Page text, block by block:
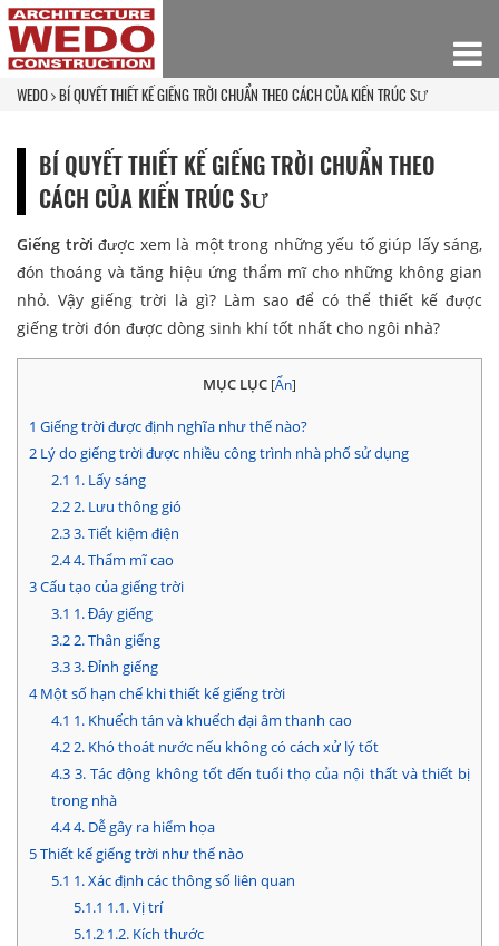
WEDO BÍ QUYẾT THIẾT KẾ GIẾNG TRỜI CHUẨN THEO CÁCH CỦA KIẾN TRÚC SƯ
BÍ QUYẾT THIẾT KẾ GIẾNG TRỜI CHUẨN THEO
CÁCH CỦA KIẾN TRÚC SƯ
Giếng trời được xem là một trong những yếu tố giúp lấy sáng,
đón thoáng và tăng hiệu ứng thẩm mĩ cho những không gian
nhỏ. Vậy giếng trời là gì? Làm sao để có thể thiết kế được
giếng trời đón được dòng sinh khí tốt nhất cho ngôi nhà?
MỤC LỤC [Ẩn]
1 Giếng trời được định nghĩa như thế nào?
2 Lý do giếng trời được nhiều công trình nhà phố sử dụng
2.1 1. Lấy sáng
2.22. Lưu thông gió
2.33. Tiết kiệm điện
2.44. Thẩm mĩ cao
3Cấu tạo của giếng trời
3.1 1. Đáy giếng
3.22. Thân giếng
3.33. Đỉnh giếng
4Một số hạn chế khi thiết kế giếng trời
4.1 1. Khuếch tán và khuếch đại âm thanh cao
4.22. Khó thoát nước nếu không có cách xử lý tốt
4.33. Tác động không tốt đến tuổi thọ của nội thất và thiết bị
trong nhà
4.44. Dễ gây ra hiểm họa
5Thiết kế giếng trời như thế nào
5.1 1. Xác định các thông số liên quan
5.1.1 1.1. Vị trí
5.1.21.2. Kích thước